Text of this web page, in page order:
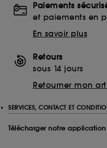
Ethanolamine (ETA)
Monoethanolamine
Triethanolamine (TEA)
Disodium EDTA
Tetrasodium EDTA
Paiements
et paiements en
En savoir plus
Retours
sous 14 jours
Retourner mon
SERVICES, CONTACT ET
Télécharger notre application